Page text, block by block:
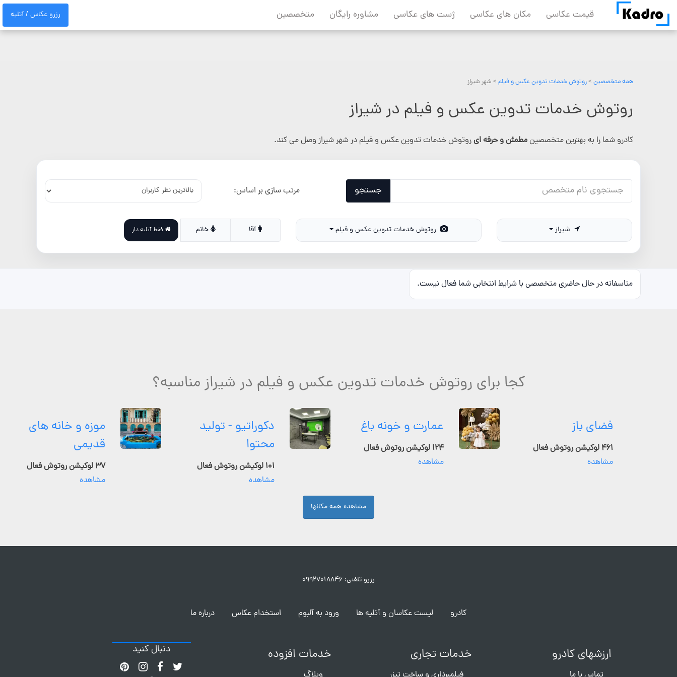
content
قیمت عکاسی مکان های عکاسی ژست های عکاسی مشاوره رایگان متخصصین رزرو عکاس / آتلیه
همه متخصصین >روتوش خدمات تدوین عکس و فیلم > شهر شیراز
روتوش خدمات تدوین عکس و فیلم در شیراز
کادرو شما را به بهترین متخصصینمطمئن و حرفه ایروتوش خدمات تدوین عکس و فیلم در شهر شیراز وصل می کند.
جستجو مرتب سازی بر اساس:
روتوش خدمات تدوین عکس و فیلم آقا خانم فقط آتلیه دار
متاسفانه در حال حاضری متخصصی با شرایط انتخابی شما فعال نیست.
کجا برای روتوش خدمات تدوین عکس و فیلم در شیراز مناسبه؟
فضای باز
۴۶۱ لوکیشن روتوش فعال
مشاهده
عمارت و خونه باغ
۱۲۴ لوکیشن روتوش فعال
مشاهده
دکوراتیو - تولید
محتوا
۱۰۱ لوکیشن روتوش فعال
مشاهده
موزه و خانه های
قدیمی
۳۷ لوکیشن روتوش فعال
مشاهده
مشاهده همه مکانها
رزرو تلفنی: ۰۹۹۲۷۰۱۸۸۴۶
کادرو لیست عکاسان و آتلیه ها ورود به آلبوم استخدام عکاس درباره ما
ارزشهای کادرو خدمات تجاری خدمات افزوده دنبال کنید